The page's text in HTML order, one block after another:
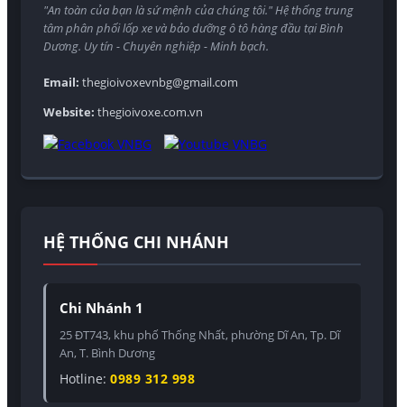
"An toàn của bạn là sứ mệnh của chúng tôi." Hệ thống trung
tâm phân phối lốp xe và bảo dưỡng ô tô hàng đầu tại Bình
Dương. Uy tín - Chuyên nghiệp - Minh bạch.
Email: thegioivoxevnbg@gmail.com
Website: thegioivoxe.com.vn
HỆ THỐNG CHI NHÁNH
Chi Nhánh 1
25 ĐT743, khu phố Thống Nhất, phường Dĩ An, Tp. Dĩ
An, T. Bình Dương
Hotline: 0989 312 998